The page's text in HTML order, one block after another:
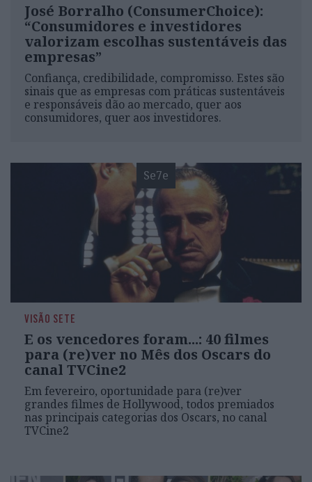
José Borralho (ConsumerChoice):
“Consumidores e investidores
valorizam escolhas sustentáveis das
empresas”
Confiança, credibilidade, compromisso. Estes são
sinais que as empresas com práticas sustentáveis
e responsáveis dão ao mercado, quer aos
consumidores, quer aos investidores.
Se7e
VISÃO SETE
E os vencedores foram...: 40 filmes
para (re)ver no Mês dos Oscars do
canal TVCine2
Em fevereiro, oportunidade para (re)ver
grandes filmes de Hollywood, todos premiados
nas principais categorias dos Oscars, no canal
TVCine2